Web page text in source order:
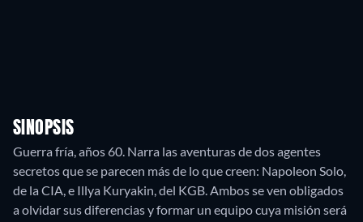
SINOPSIS
Guerra fría, años 60. Narra las aventuras de dos agentes
secretos que se parecen más de lo que creen: Napoleon Solo,
de la CIA, e Illya Kuryakin, del KGB. Ambos se ven obligados
a olvidar sus diferencias y formar un equipo cuya misión será